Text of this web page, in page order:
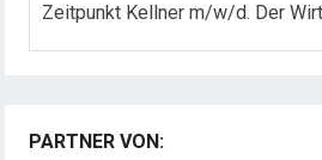
Zeitpunkt Kellner m/w/d. Der
Dein Arbeitsplatz mit
PARTNER VON: